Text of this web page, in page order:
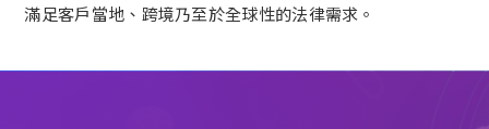
滿足客戶當地、跨境乃至於全球性的法律需求。